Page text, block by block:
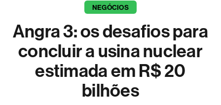
NEGÓCIOS
Angra 3: os desafios para
concluir a usina nuclear
estimada em R$ 20
bilhões